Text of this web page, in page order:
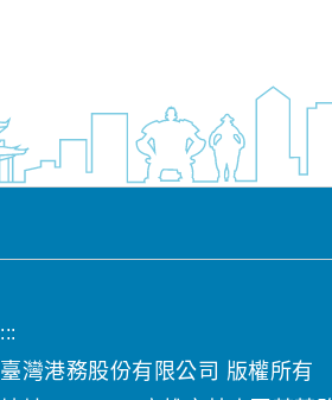
:::
臺灣港務股份有限公司 版權所有